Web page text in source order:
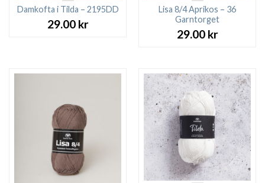
Damkofta i Tilda – 2195DD
29.00 kr
Lisa 8/4 Aprikos – 36
Garntorget
29.00 kr